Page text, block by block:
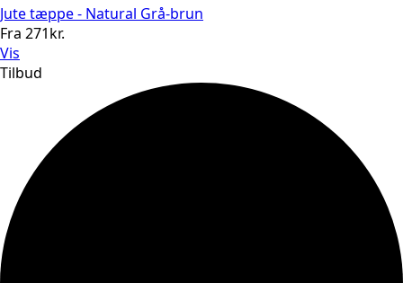
Jute tæppe - Natural Grå-brun
Fra 271kr.
Vis
Tilbud